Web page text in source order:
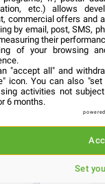
etc.) allows
commercial offers and
by email, post, SMS,
their
of your browsing
"accept all" and
icon. You can also
activities not
6 months.
Set